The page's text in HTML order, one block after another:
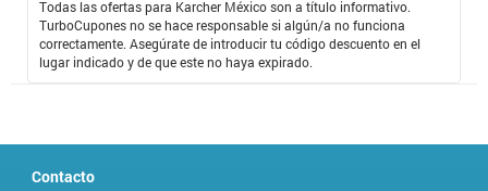
Todas las ofertas para Karcher México son a título informativo.
TurboCupones no se hace responsable si algún/a no funciona
correctamente. Asegúrate de introducir tu código descuento en el
lugar indicado y de que este no haya expirado.
Contacto